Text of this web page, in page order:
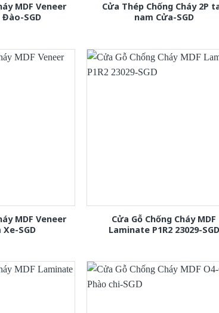
MDF Veneer
Đào-SGD
Cửa Thép Chống Cháy 2P
nam Cửa-SGD
MDF Veneer
Xe-SGD
Cửa Gỗ Chống Cháy MDF
Laminate P1R2 23029-SGD